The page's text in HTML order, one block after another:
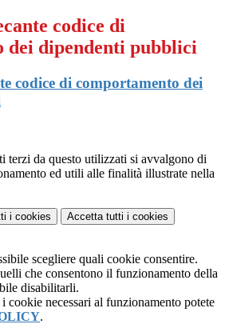
codice di
dei dipendenti pubblici
codice di comportamento dei
terzi da questo utilizzati si avvalgono di
ed utili alle finalità illustrate nella
i cookies Accetta tutti i cookies
scegliere quali cookie consentire.
che consentono il funzionamento della
disabilitarli.
cookie necessari al funzionamento potete
.